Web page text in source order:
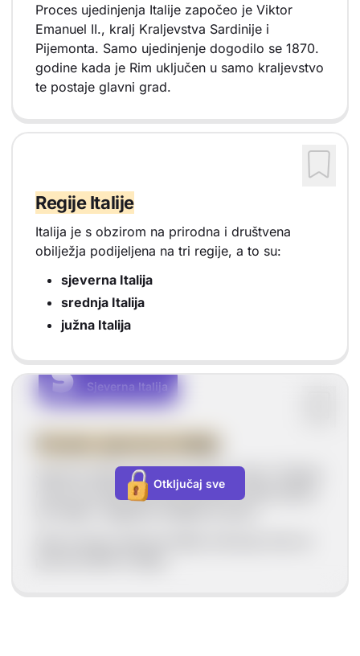
Proces ujedinjenja Italije započeo je Viktor
Emanuel II., kralj Kraljevstva Sardinije i
Pijemonta. Samo ujedinjenje dogodilo se 1870.
godine kada je Rim uključen u samo kraljevstvo
te postaje glavni grad.
Regije Italije
Italija je s obzirom na prirodna i društvena
obilježja podijeljena na tri regije, a to su:
sjeverna Italija
srednja Italija
južna Italija
S
S
Sjeverna Italija
Vrsta sadržaja: Sjeverna Italija
Sjeverna Italija obuhvaća prostor Alpa i Padske
nizine te predstavlja gospodarski najrazvijeniji
Otključaj sve